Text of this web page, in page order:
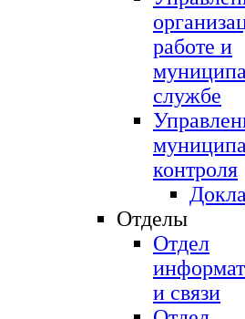
работе и
службе
контроля
Отделы
Отдел
и связи